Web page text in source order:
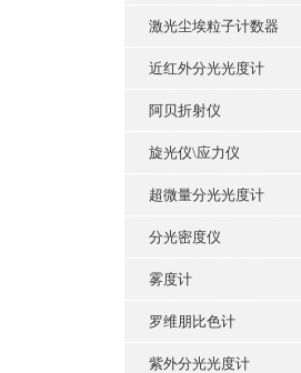
激光尘埃粒子计数器
近红外分光光度计
阿贝折射仪
旋光仪\应力仪
超微量分光光度计
分光密度仪
雾度计
罗维朋比色计
紫外分光光度计